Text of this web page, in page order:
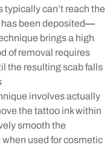
can’t reach the
been deposited—
brings a high
of removal requires
the resulting scab falls
involves actually
the tattoo ink within
smooth the
used for cosmetic